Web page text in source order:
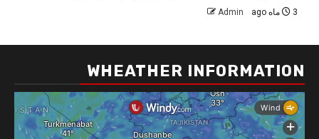
3 ماه ago Admin
WHEATHER INFORMATION